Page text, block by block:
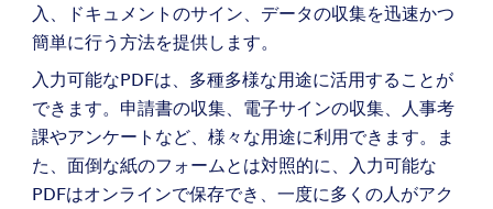
入、ドキュメントのサイン、データの収集を迅速かつ
簡単に行う方法を提供します。
入力可能なPDFは、多種多様な用途に活用することが
できます。申請書の収集、電子サインの収集、人事考
課やアンケートなど、様々な用途に利用できます。ま
た、面倒な紙のフォームとは対照的に、入力可能な
PDFはオンラインで保存でき、一度に多くの人がアク